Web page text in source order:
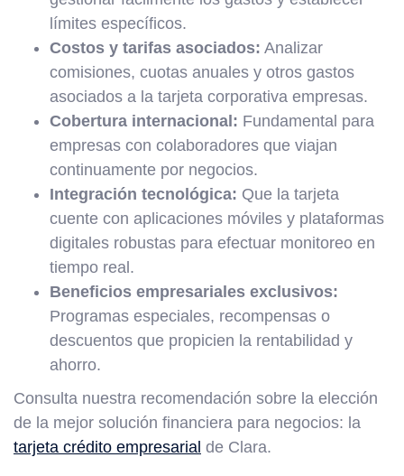
límites específicos.
Costos y tarifas asociados: Analizar
comisiones, cuotas anuales y otros gastos
asociados a la tarjeta corporativa empresas.
Cobertura internacional: Fundamental para
empresas con colaboradores que viajan
continuamente por negocios.
Integración tecnológica: Que la tarjeta
cuente con aplicaciones móviles y plataformas
digitales robustas para efectuar monitoreo en
tiempo real.
Beneficios empresariales exclusivos:
Programas especiales, recompensas o
descuentos que propicien la rentabilidad y
ahorro.
Consulta nuestra recomendación sobre la elección
de la mejor solución financiera para negocios: la
tarjeta crédito empresarial de Clara.